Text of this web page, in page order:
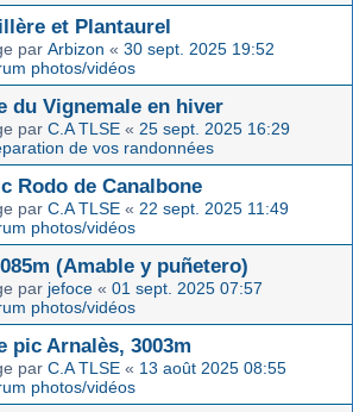
et Plantaurel
par Arbizon « 30 sept. 2025 19:52
photos/vidéos
du Vignemale en hiver
par C.A TLSE « 25 sept. 2025 16:29
de vos randonnées
Rodo de Canalbone
par C.A TLSE « 22 sept. 2025 11:49
photos/vidéos
(Amable y puñetero)
par jefoce « 01 sept. 2025 07:57
photos/vidéos
pic Arnalès, 3003m
par C.A TLSE « 13 août 2025 08:55
photos/vidéos